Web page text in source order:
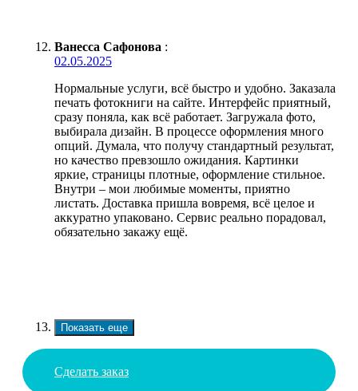
Ванесса Сафонова :
02.05.2025
Нормальные услуги, всё быстро и удобно. Заказала
печать фотокниги на сайте. Интерфейс приятный,
сразу поняла, как всё работает. Загружала фото,
выбирала дизайн. В процессе оформления много
опций. Думала, что получу стандартный результат,
но качество превзошло ожидания. Картинки
яркие, страницы плотные, оформление стильное.
Внутри – мои любимые моменты, приятно
листать. Доставка пришла вовремя, всё целое и
аккуратно упаковано. Сервис реально порадовал,
обязательно закажу ещё.
Показать еще
Сделать заказ